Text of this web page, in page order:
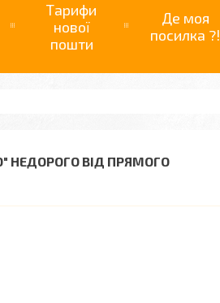
Тарифи
нової
пошти
Де моя
посилка ?!
НЕДОРОГО ВІД ПРЯМОГО